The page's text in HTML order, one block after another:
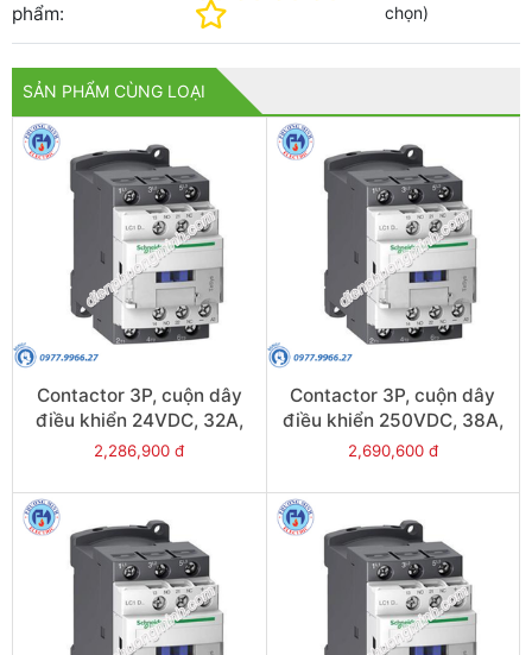
phẩm:
chọn)
SẢN PHẨM CÙNG LOẠI
Contactor 3P, cuộn dây
điều khiển 24VDC, 32A,
1N/O, 1N/C - Model
2,286,900 đ
Contactor 3P, cuộn dây
điều khiển 250VDC, 38A,
1N/O, 1N/C - Model
2,690,600 đ